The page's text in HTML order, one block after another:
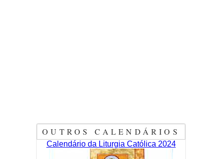
OUTROS CALENDÁRIOS
Calendário da Liturgia Católica 2024